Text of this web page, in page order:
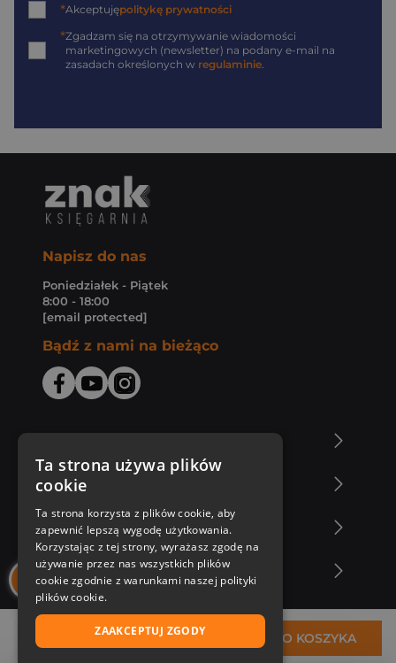
28,87 zł DO KOSZYKA
*Akceptujępolitykę prywatności
*Zgadzam się na otrzymywanie wiadomości
marketingowych (newsletter) na podany e-mail na
zasadach określonych w regulaminie
Napisz do nas
Poniedziałek - Piątek
8:00 - 18:00
[email protected]
Bądź z nami na bieżąco
Zakupy u nas
Nasza oferta
Nasi autorzy
Ta strona używa plików
cookie
Ta strona korzysta z plików cookie, aby
zapewnić lepszą wygodę użytkowania.
Korzystając z tej strony, wyrażasz zgodę na
używanie przez nas wszystkich plików
cookie zgodnie z warunkami naszej polityki
plików cookie.
ZAAKCEPTUJ ZGODY